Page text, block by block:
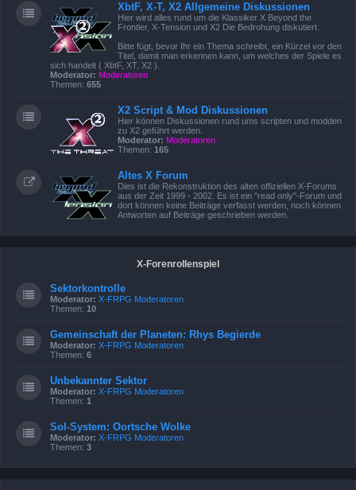
XbtF, X-T, X2 Allgemeine Diskussionen
Hier wird alles rund um die Klassiker X Beyond the
Frontier, X-Tension und X2 Die Bedrohung diskutiert.
Bitte fügt, bevor Ihr ein Thema schreibt, ein Kürzel vor den
Titel, damit man erkennen kann, um welches der Spiele es
sich handelt ( XbtF, XT, X2 ).
Moderator: Moderatoren
Themen: 655
X2 Script & Mod Diskussionen
Hier können Diskussionen rund ums scripten und modden
zu X2 geführt werden.
Moderator: Moderatoren
Themen: 165
Altes X Forum
Dies ist die Rekonstruktion des alten offiziellen X-Forums
aus der Zeit 1999 - 2002. Es ist ein "read only"-Forum und
dort können keine Beiträge verfasst werden, noch können
Antworten auf Beiträge geschrieben werden.
X-Forenrollenspiel
Sektorkontrolle
Moderator: X-FRPG Moderatoren
Themen: 10
Gemeinschaft der Planeten: Rhys Begierde
Moderator: X-FRPG Moderatoren
Themen: 6
Unbekannter Sektor
Moderator: X-FRPG Moderatoren
Themen: 1
Sol-System: Oortsche Wolke
Moderator: X-FRPG Moderatoren
Themen: 3